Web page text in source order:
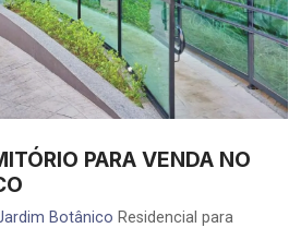
PARA VENDA NO
Botânico Residencial para